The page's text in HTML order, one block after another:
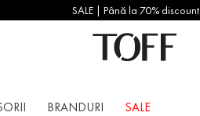
SALE | Până la 70% discount
BRANDURI SALE